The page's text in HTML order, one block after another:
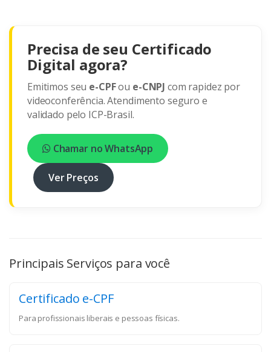
Precisa de seu Certificado
Digital agora?
Emitimos seu e-CPFou e-CNPJ com rapidez por
videoconferência. Atendimento seguro e
validado pelo ICP-Brasil.
Chamar no WhatsApp
Ver Preços
Principais Serviços para você
Certificado e-CPF
Para profissionais liberais e pessoas físicas.